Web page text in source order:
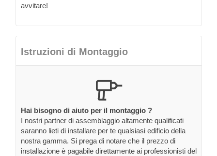
avvitare!
Istruzioni di Montaggio
Hai bisogno di aiuto per il montaggio ?
I nostri partner di assemblaggio altamente qualificati
saranno lieti di installare per te qualsiasi edificio della
nostra gamma. Si prega di notare che il prezzo di
installazione è pagabile direttamente ai professionisti del